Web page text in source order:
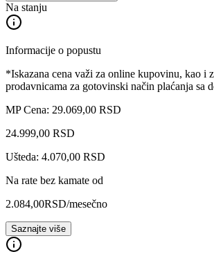
Na stanju
Informacije o popustu
*Iskazana cena važi za online kupovinu, kao i
prodavnicama za gotovinski način plaćanja sa
MP Cena: 29.069,00 RSD
24.999,00 RSD
Ušteda: 4.070,00 RSD
Na rate bez kamate od
2.084,00RSD/mesečno
Saznajte više